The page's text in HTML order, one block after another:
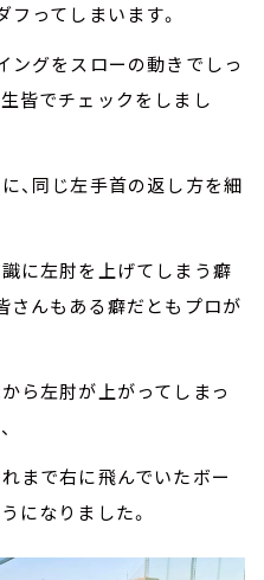
フってしまいます。
ングをスローの動きでしっ
皆でチェックをしまし
、同じ左手首の返し方を細
に左肘を上げてしまう癖
さんもある癖だともプロが
ら左肘が上がってしまっ
まで右に飛んでいたボー
になりました。